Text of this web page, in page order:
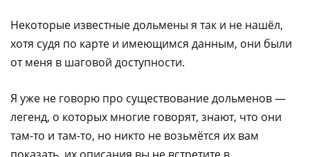
Некоторые известные дольмены я так и не нашёл,
хотя судя по карте и имеющимся данным, они были
от меня в шаговой доступности.
Я уже не говорю про существование дольменов —
легенд, о которых многие говорят, знают, что они
там-то и там-то, но никто не возьмётся их вам